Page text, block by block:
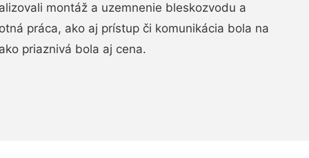
montáž a uzemnenie bleskozvodu a
práca, ako aj prístup či komunikácia bola na
priaznivá bola aj cena.